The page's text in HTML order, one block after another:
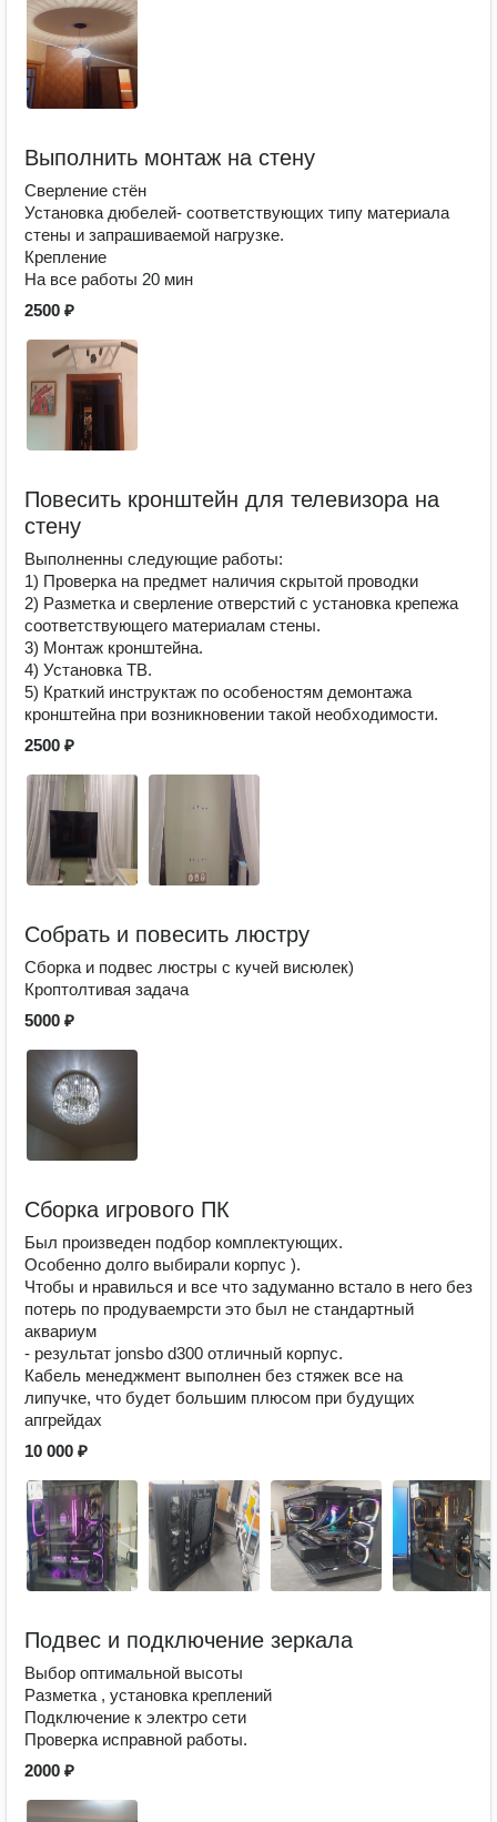
Выполнить монтаж на стену
Сверление стён
Установка дюбелей- соответствующих типу материала
стены и запрашиваемой нагрузке.
Крепление
На все работы 20 мин
2500 ₽
Повесить кронштейн для телевизора на
стену
Выполненны следующие работы:
1) Проверка на предмет наличия скрытой проводки
2) Разметка и сверление отверстий с установка крепежа
соответствующего материалам стены.
3) Монтаж кронштейна.
4) Установка ТВ.
5) Краткий инструктаж по особеностям демонтажа
кронштейна при возникновении такой необходимости.
2500 ₽
Собрать и повесить люстру
Сборка и подвес люстры с кучей висюлек)
Кроптолтивая задача
5000 ₽
Сборка игрового ПК
Был произведен подбор комплектующих.
Особенно долго выбирали корпус ).
Чтобы и нравилься и все что задуманно встало в него без
потерь по продуваемрсти это был не стандартный
аквариум
- результат jonsbo d300 отличный корпус.
Кабель менеджмент выполнен без стяжек все на
липучке, что будет большим плюсом при будущих
апгрейдах
10 000 ₽
Подвес и подключение зеркала
Выбор оптимальной высоты
Разметка , установка креплений
Подключение к электро сети
Проверка исправной работы.
2000 ₽